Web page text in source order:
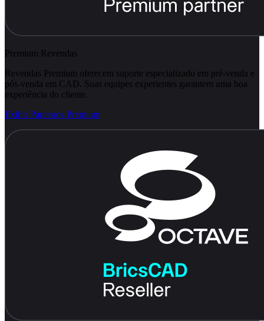
Premium Revendas
Revendas Premium oferecem suporte especializado em pré-venda e
pós-venda em CAD. Suas equipes experientes garantem uma boa
experiência do cliente.
Exibir Parceiros Premium